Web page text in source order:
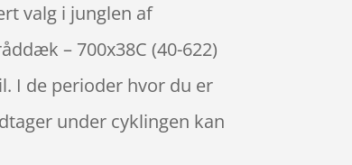
valg i junglen af
– 700x38C (40-622)
I de perioder hvor du er
under cyklingen kan